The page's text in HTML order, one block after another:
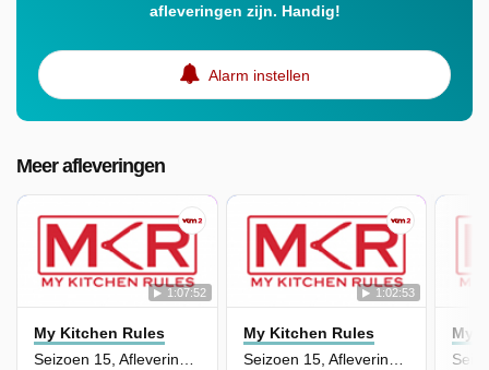
afleveringen zijn. Handig!
Alarm instellen
Meer afleveringen
1:07:52
My Kitchen Rules
Seizoen 15, Aflevering 12
1:02:53
My Kitchen Rules
Seizoen 15, Aflevering 11
My